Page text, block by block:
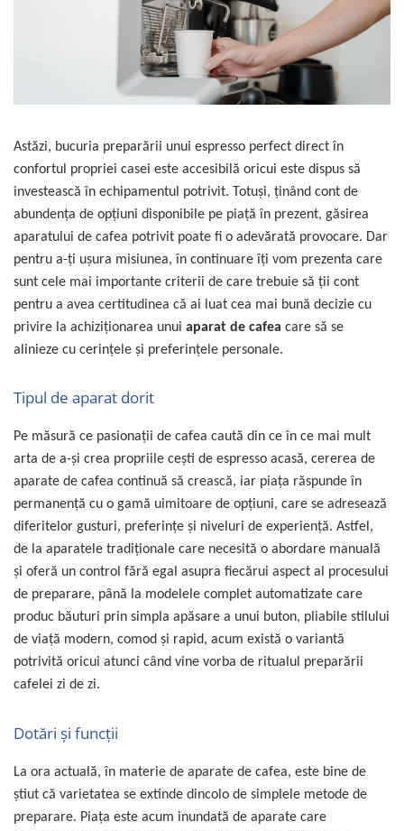
Cafea boabe Vergnano
Cafea boabe Segafredo
Cafea boabe Julius Meinl
Alte branduri cafea
Cafea de specialitate
Cafea proaspat prajita
Cafea Etiopia
Cafea Columbia
Cafea Brazilia
Cafea Guatemala
Cafea Costa Rica
Cafea Rwanda
Cafea Decofeinizata
Capsule de Cafea
Cafea macinata
Sistem de zahar si paleta
Astăzi, bucuria preparării unui espresso perfect direct în
confortul propriei casei este accesibilă oricui este dispus să
investească în echipamentul potrivit. Totuşi, ţinând cont de
abundenţa de opţiuni disponibile pe piaţă în prezent, găsirea
aparatului de cafea potrivit poate fi o adevărată provocare. Dar
pentru a-ţi uşura misiunea, în continuare îţi vom prezenta care
sunt cele mai importante criterii de care trebuie să ţii cont
pentru a avea certitudinea că ai luat cea mai bună decizie cu
privire la achiziţionarea unui aparat de cafea care să se
alinieze cu cerinţele şi preferinţele personale.
Tipul de aparat dorit
Pe măsură ce pasionații de cafea caută din ce în ce mai mult
arta de a-și crea propriile cești de espresso acasă, cererea de
aparate de cafea continuă să crească, iar piața răspunde în
permanenţă cu o gamă uimitoare de opțiuni, care se adresează
diferitelor gusturi, preferințe și niveluri de experiență. Astfel,
de la aparatele tradiționale care necesită o abordare manuală
şi oferă un control fără egal asupra fiecărui aspect al procesului
de preparare, până la modelele complet automatizate care
produc băuturi prin simpla apăsare a unui buton, pliabile stilului
de viață modern, comod și rapid, acum există o variantă
potrivită oricui atunci când vine vorba de ritualul preparării
cafelei zi de zi.
Dotări şi funcţii
La ora actuală, în materie de aparate de cafea, este bine de
ştiut că varietatea se extinde dincolo de simplele metode de
preparare. Piața este acum inundată de aparate care